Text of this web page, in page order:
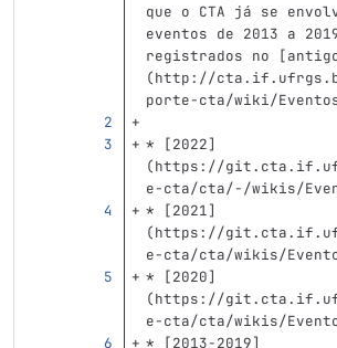
que o CTA já se
eventos de 2013 a
registrados no
[
(http://
porte-cta/wiki/
* [2022]
(https://
e-cta/cta/-/wikis/
*
[2021]
(https://
e-cta/cta/wikis/
*
[2020]
(https://
e-cta/cta/wikis/
*
[2013-2019]